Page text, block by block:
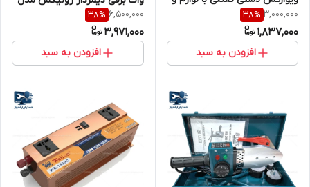
کیف مدل VIVAREX VR3310-MF
3,000,000
38%
1,837,000
افزودن به سبد
RONIX 2107A
6,500,000
38%
3,971,000
افزودن به سبد